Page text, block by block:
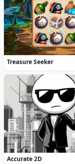
Treasure Seeker
Accurate 2D